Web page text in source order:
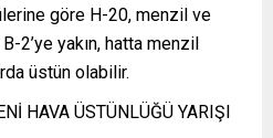
göre H-20, menzil ve
2’ye yakın, hatta menzil
üstün olabilir.
HAVA ÜSTÜNLÜĞÜ YARIŞI